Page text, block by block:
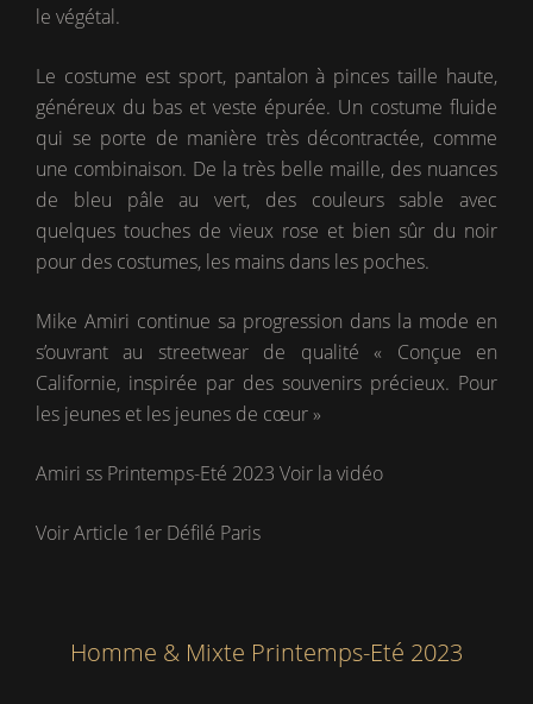
le végétal.
Le costume est sport, pantalon à pinces taille haute,
généreux du bas et veste épurée. Un costume fluide
qui se porte de manière très décontractée, comme
une combinaison. De la très belle maille, des nuances
de bleu pâle au vert, des couleurs sable avec
quelques touches de vieux rose et bien sûr du noir
pour des costumes, les mains dans les poches.
Mike Amiri continue sa progression dans la mode en
s’ouvrant au streetwear de qualité « Conçue en
Californie, inspirée par des souvenirs précieux. Pour
les jeunes et les jeunes de cœur »
Amiri ss Printemps-Eté 2023 Voir la vidéo
Voir Article 1er Défilé Paris
Homme & Mixte Printemps-Eté 2023